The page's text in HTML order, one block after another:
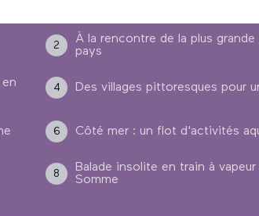
2
À la rencontre de la plus
pays
4 Des villages pittoresques pour
6 Côté mer : un flot d'activités
8
Balade insolite en train à
Somme